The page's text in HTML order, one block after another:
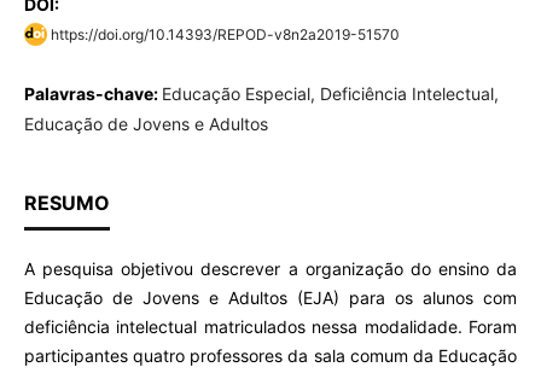
DOI:
https://doi.org/10.14393/REPOD-v8n2a2019-51570
Palavras-chave: Educação Especial, Deficiência Intelectual,
Educação de Jovens e Adultos
RESUMO
A pesquisa objetivou descrever a organização do ensino da
Educação de Jovens e Adultos (EJA) para os alunos com
deficiência intelectual matriculados nessa modalidade. Foram
participantes quatro professores da sala comum da Educação